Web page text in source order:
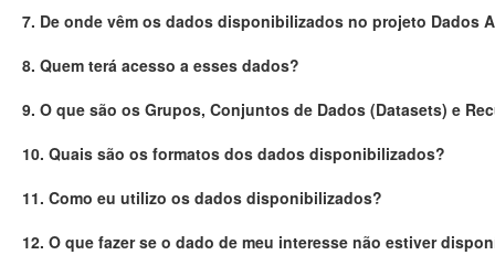
7. De onde vêm os dados disponibilizados no projeto Dados
8. Quem terá acesso a esses dados?
9. O que são os Grupos, Conjuntos de Dados (Datasets) e
10. Quais são os formatos dos dados disponibilizados?
11. Como eu utilizo os dados disponibilizados?
12. O que fazer se o dado de meu interesse não estiver